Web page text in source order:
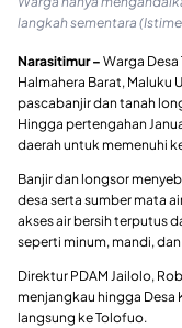
langkah sementara
Narasitimur – Warga
Halmahera Barat, Maluku
pascabanjir dan tanah
Hingga pertengahan
daerah untuk memenuhi
Banjir dan longsor
desa serta sumber mata
akses air bersih terputus
seperti minum, mandi,
Direktur PDAM Jailolo,
menjangkau hingga Desa
langsung ke Tolofuo.